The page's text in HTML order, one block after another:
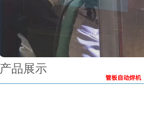
产品展示
管板自动焊机